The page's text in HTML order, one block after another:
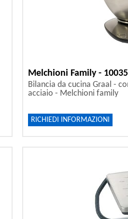
Melchioni Family -
Bilancia da cucina Graal -
acciaio - Melchioni family
RICHIEDI INFORMAZIONI